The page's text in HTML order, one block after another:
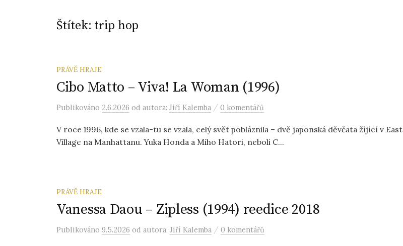
Štítek: trip hop
PRÁVĚ HRAJE
Cibo Matto – Viva! La Woman (1996)
Publikováno 2.6.2026 od autora: Jiří Kalemba / 0 komentářů
V roce 1996, kde se vzala-tu se vzala, celý svět pobláznila – dvě japonská děvčata žíjící v East
Village na Manhattanu. Yuka Honda a Miho Hatori, neboli C...
PRÁVĚ HRAJE
Vanessa Daou – Zipless (1994) reedice 2018
Publikováno 9.5.2026 od autora: Jiří Kalemba / 0 komentářů